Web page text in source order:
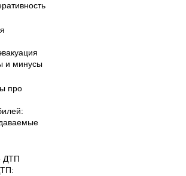
и минусы